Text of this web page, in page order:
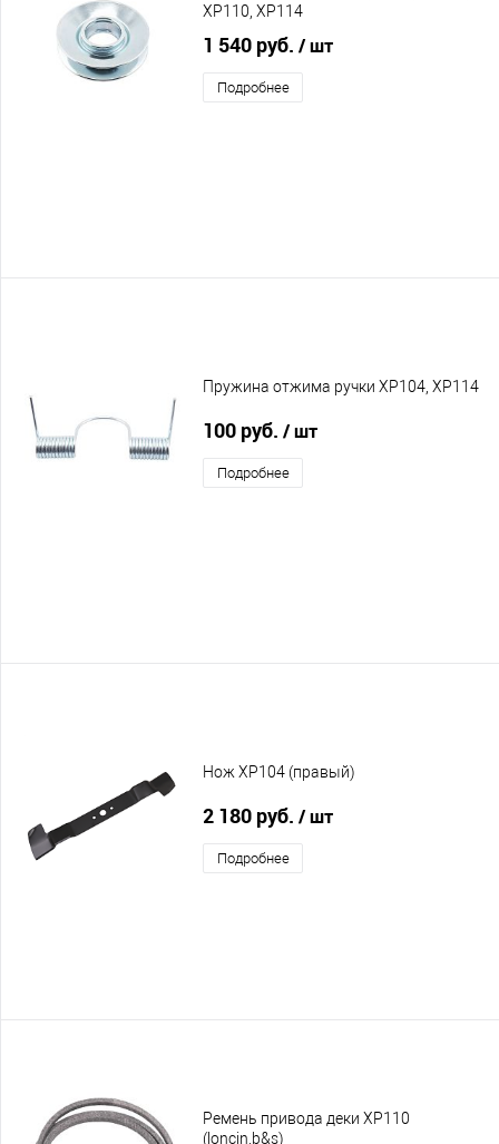
XP110, XP114
1 540 руб. / шт
Подробнее
Пружина отжима ручки XP104, XP114
100 руб. / шт
Подробнее
Нож XP104 (правый)
2 180 руб. / шт
Подробнее
Ремень привода деки XP110
(loncin,b&s)